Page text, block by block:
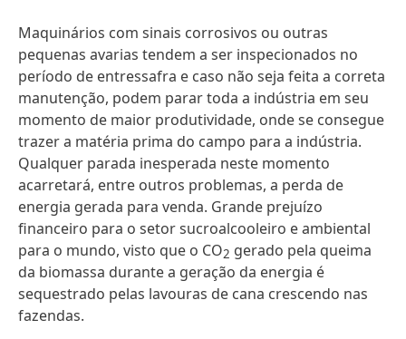
Maquinários com sinais corrosivos ou outras
pequenas avarias tendem a ser inspecionados no
período de entressafra e caso não seja feita a correta
manutenção, podem parar toda a indústria em seu
momento de maior produtividade, onde se consegue
trazer a matéria prima do campo para a indústria.
Qualquer parada inesperada neste momento
acarretará, entre outros problemas, a perda de
energia gerada para venda. Grande prejuízo
financeiro para o setor sucroalcooleiro e ambiental
para o mundo, visto que o CO2 gerado pela queima
da biomassa durante a geração da energia é
sequestrado pelas lavouras de cana crescendo nas
fazendas.